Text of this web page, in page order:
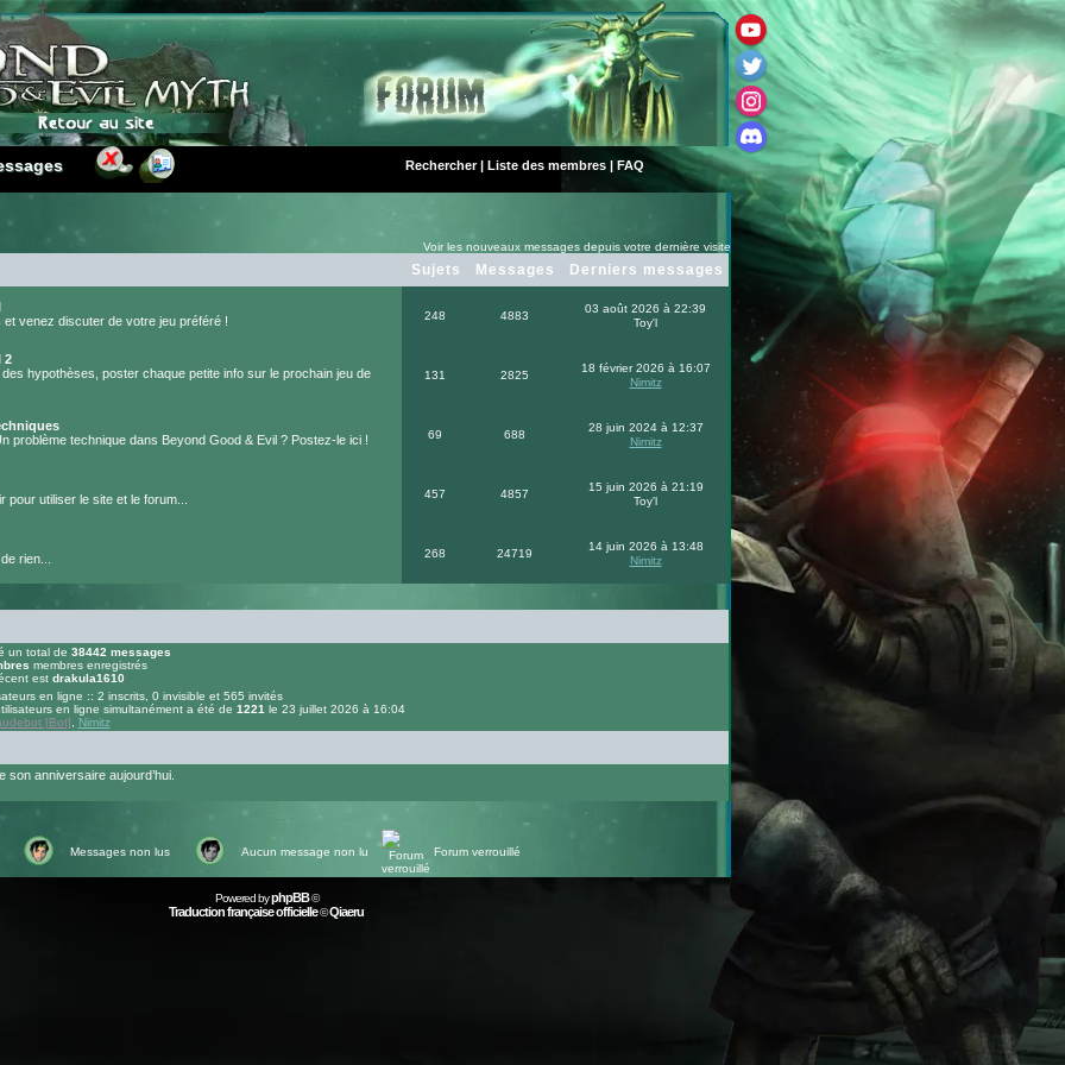
Rechercher| Liste des membres| FAQ
Voir les nouveaux messages depuis votre dernière visite
Sujets Messages Derniers messages
venez discuter de votre jeu préféré !
248 4883
03 août 2026 à 22:39
Toy'l
2
hypothèses, poster chaque petite info sur le prochain jeu de
131 2825
18 février 2026 à 16:07
Nimitz
problème technique dans Beyond Good & Evil ? Postez-le ici !
69 688
28 juin 2024 à 12:37
Nimitz
pour utiliser le site et le forum...
457 4857
15 juin 2026 à 21:19
Toy'l
rien...
268 24719
14 juin 2026 à 13:48
Nimitz
un total de 38442 messages
membres enregistrés
est drakula1610
en ligne :: 2 inscrits, 0 invisible et 565 invités
en ligne simultanément a été de 1221 le 23 juillet 2026 à 16:04
[Bot] Nimitz
son anniversaire aujourd’hui.
Messages non lus Aucun message non lu Forum verrouillé
Powered byphpBB©
Traduction française officielle©Qiaeru